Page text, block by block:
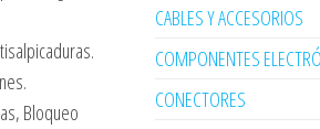
Bloqueo
CABLES Y ACCESORIOS
COMPONENTES
CONECTORES